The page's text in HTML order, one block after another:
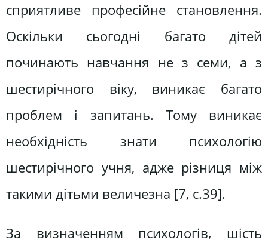
сприятливе професійне становлення.
Оскільки сьогодні багато дітей
починають навчання не з семи, а з
шестирічного віку, виникає багато
проблем і запитань. Тому виникає
необхідність знати психологію
шестирічного учня, адже різниця між
такими дітьми величезна [7, с.39].
За визначенням психологів, шість